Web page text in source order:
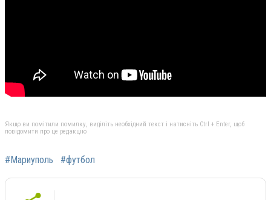
Якщо ви помітили помилку, виділіть необхідний текст і натисніть Ctrl + Enter, щоб
повідомити про це редакцію
#Мариуполь #футбол